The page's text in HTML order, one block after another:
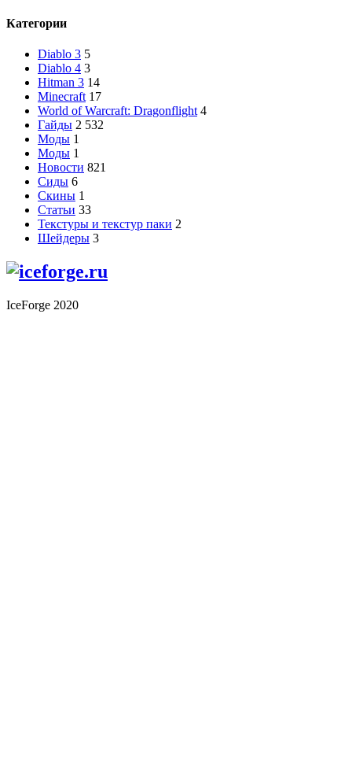
Категории
Diablo 3 5
Diablo 4 3
Hitman 3 14
Minecraft 17
World of Warcraft: Dragonflight 4
Гайды 2 532
Моды 1
Моды 1
Новости 821
Сиды 6
Скины 1
Статьи 33
Текстуры и текстур паки 2
Шейдеры 3
IceForge 2020